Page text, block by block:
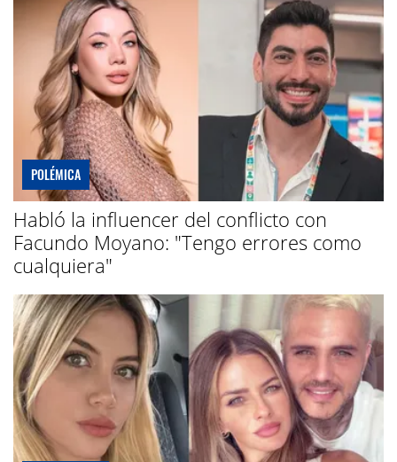
POLÉMICA
Habló la influencer del conflicto con
Facundo Moyano: "Tengo errores como
cualquiera"